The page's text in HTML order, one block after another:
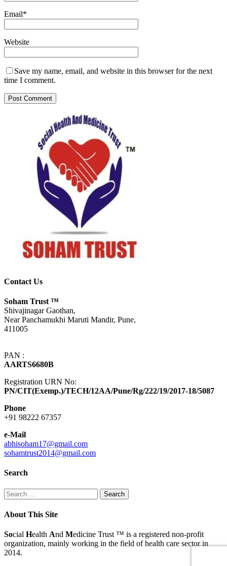
Email*
Website
Save my name, email, and website in this browser for the next
time I comment.
Contact Us
Soham Trust ™
Shivajinagar Gaothan,
Near Panchamukhi Maruti Mandir, Pune,
411005
PAN :
AARTS6680B
Registration URN No:
PN/CIT(Exemp.)/TECH/12AA/Pune/Rg/222/19/2017-18/5087
Phone
+91 98222 67357
e-Mail
abhisoham17@gmail.com
sohamtrust2014@gmail.com
Search
Search
for:
About This Site
Social Health And Medicine Trust ™ is a registered non-profit
organization, mainly working in the field of health care sector in
2014.